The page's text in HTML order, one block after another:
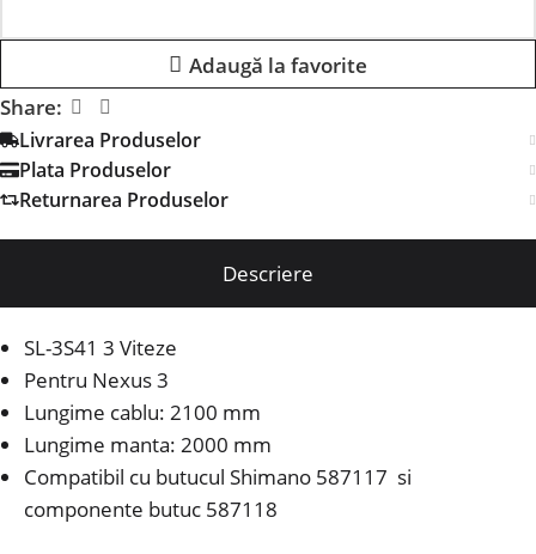
Adaugă la favorite
Share:
Livrarea Produselor
Plata Produselor
Returnarea Produselor
Descriere
SL-3S41 3 Viteze
Pentru Nexus 3
Lungime cablu: 2100 mm
Lungime manta: 2000 mm
Compatibil cu butucul Shimano 587117 si
componente butuc 587118